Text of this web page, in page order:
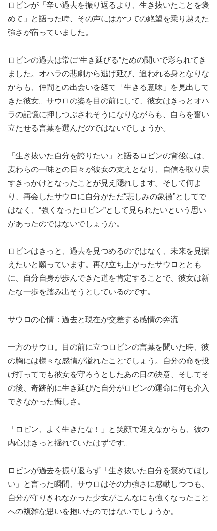
ロビンが「辛い過去を振り返るより、生き抜いたことを褒
めて」と語った時、その声にはかつての絶望を乗り越えた
強さが宿っていました。
ロビンの過去は常に“生き延びる”ための闘いで彩られてき
ました。オハラの悲劇から逃げ延び、追われる身となりな
がらも、仲間との出会いを経て「生きる意味」を見出して
きた彼女。サウロの姿を目の前にして、彼女はきっとオハ
ラの記憶に押しつぶされそうになりながらも、自らを奮い
立たせる言葉を選んだのではないでしょうか。
「生き抜いた自分を誇りたい」と語るロビンの背後には、
麦わらの一味との日々が彼女の支えとなり、自信を取り戻
すきっかけとなったことが見え隠れします。そして何よ
り、再会したサウロに自分がただ“悲しみの象徴”としてで
はなく、“強くなったロビン”として見られたいという思い
があったのではないでしょうか。
ロビンはきっと、過去を見つめるのではなく、未来を見据
えたいと願っています。再び立ち上がったサウロととも
に、自分自身が歩んできた道を肯定することで、彼女は新
たな一歩を踏み出そうとしているのです。
サウロの心情：過去と現在が交差する感情の奔流
一方のサウロ。目の前に立つロビンの言葉を聞いた時、彼
の胸には様々な感情が溢れたことでしょう。自分の命を投
げ打ってでも彼女を守ろうとしたあの日の決意、そしてそ
の後、奇跡的に生き延びた自分がロビンの運命に何も介入
できなかった悔しさ。
「ロビン、よく生きたな！」と笑顔で迎えながらも、彼の
内心はきっと揺れていたはずです。
ロビンが過去を振り返らず「生き抜いた自分を褒めてほし
い」と言った瞬間、サウロはその力強さに感動しつつも、
自分が守りきれなかった少女がこんなにも強くなったこと
への複雑な思いを抱いたのではないでしょうか。